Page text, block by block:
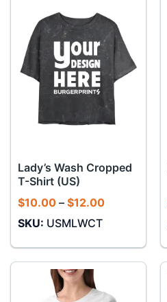
Lady’s Wash Cropped
T-Shirt (US)
$10.00 – $12.00Khoảng
đến
SKU: USMLWCT